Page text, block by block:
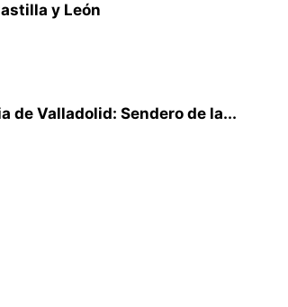
y León
de Valladolid: Sendero de la...